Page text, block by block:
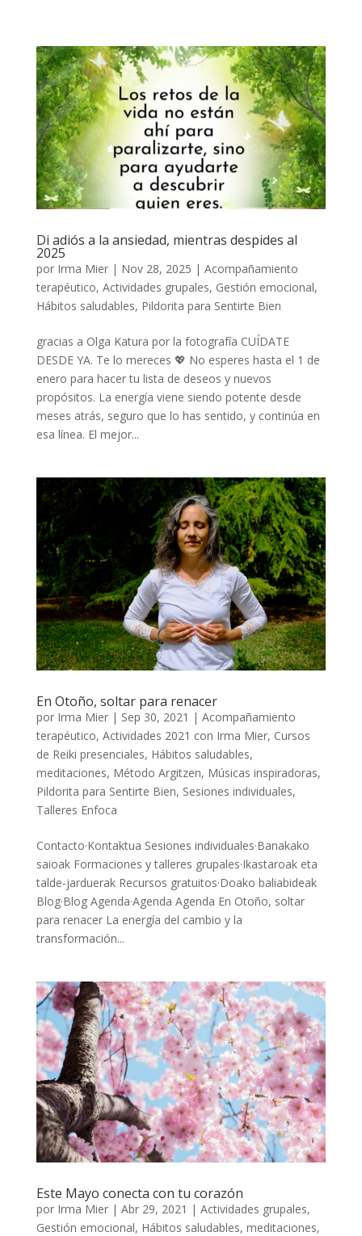
Di adiós a la ansiedad, mientras despides al
2025
por Irma Mier| Nov 28, 2025 | Acompañamiento
terapéutico, Actividades grupales, Gestión emocional,
Hábitos saludables, Pildorita para Sentirte Bien
gracias a Olga Katura por la fotografía CUÍDATE
DESDE YA. Te lo mereces 💖 No esperes hasta el 1 de
enero para hacer tu lista de deseos y nuevos
propósitos. La energía viene siendo potente desde
meses atrás, seguro que lo has sentido, y continúa en
esa línea. El mejor...
En Otoño, soltar para renacer
por Irma Mier| Sep 30, 2021 | Acompañamiento
terapéutico, Actividades 2021 con Irma Mier, Cursos
de Reiki presenciales, Hábitos saludables,
meditaciones, Método Argitzen, Músicas inspiradoras,
Pildorita para Sentirte Bien, Sesiones individuales,
Talleres Enfoca
Contacto·Kontaktua Sesiones individuales·Banakako
saioak Formaciones y talleres grupales·Ikastaroak eta
talde-jarduerak Recursos gratuitos·Doako baliabideak
Blog·Blog Agenda·Agenda Agenda En Otoño, soltar
para renacer La energía del cambio y la
transformación...
Este Mayo conecta con tu corazón
por Irma Mier| Abr 29, 2021 | Actividades grupales,
Gestión emocional, Hábitos saludables, meditaciones,